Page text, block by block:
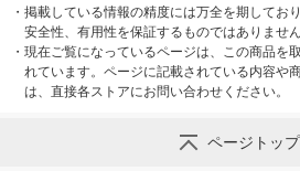
・ 掲載している情報の精度には万全を期してお
安全性、有用性を保証するものではありません
・ 現在ご覧になっているページは、この商品を
れています。ページに記載されている内容や
は、直接各ストアにお問い合わせください。
ページトッ